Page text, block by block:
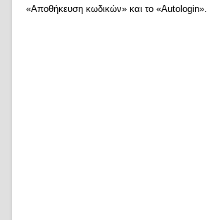
«Αποθήκευση κωδικών» και το «Autologin».